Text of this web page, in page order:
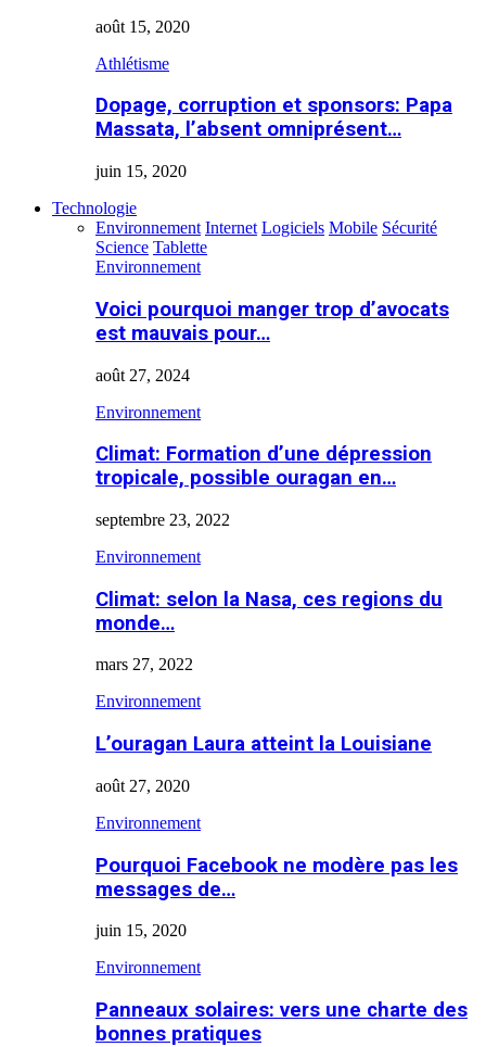
août 15, 2020
Athlétisme
Dopage, corruption et sponsors: Papa
Massata, l’absent omniprésent…
juin 15, 2020
Technologie
Environnement Internet Logiciels Mobile Sécurité
Science Tablette
Environnement
Voici pourquoi manger trop d’avocats
est mauvais pour…
août 27, 2024
Environnement
Climat: Formation d’une dépression
tropicale, possible ouragan en…
septembre 23, 2022
Environnement
Climat: selon la Nasa, ces regions du
monde…
mars 27, 2022
Environnement
L’ouragan Laura atteint la Louisiane
août 27, 2020
Environnement
Pourquoi Facebook ne modère pas les
messages de…
juin 15, 2020
Environnement
Panneaux solaires: vers une charte des
bonnes pratiques